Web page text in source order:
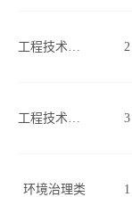
2
3
环境治理类 1